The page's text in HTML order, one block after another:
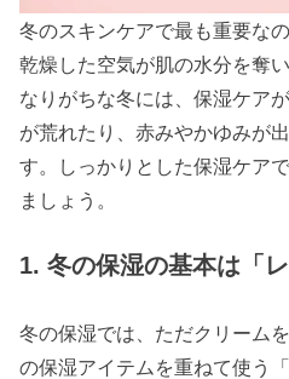
冬のスキンケアで最も重要な
乾燥した空気が肌の水分を奪
なりがちな冬には、保湿ケア
が荒れたり、赤みやかゆみが
す。しっかりとした保湿ケア
ましょう。
1. 冬の保湿の基本は「レ
冬の保湿では、ただクリーム
の保湿アイテムを重ねて使う